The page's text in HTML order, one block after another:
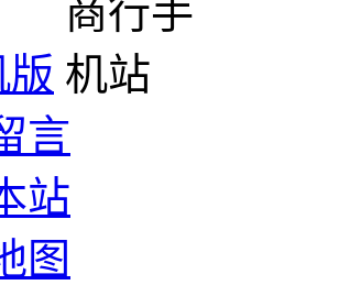
版
言
站
图